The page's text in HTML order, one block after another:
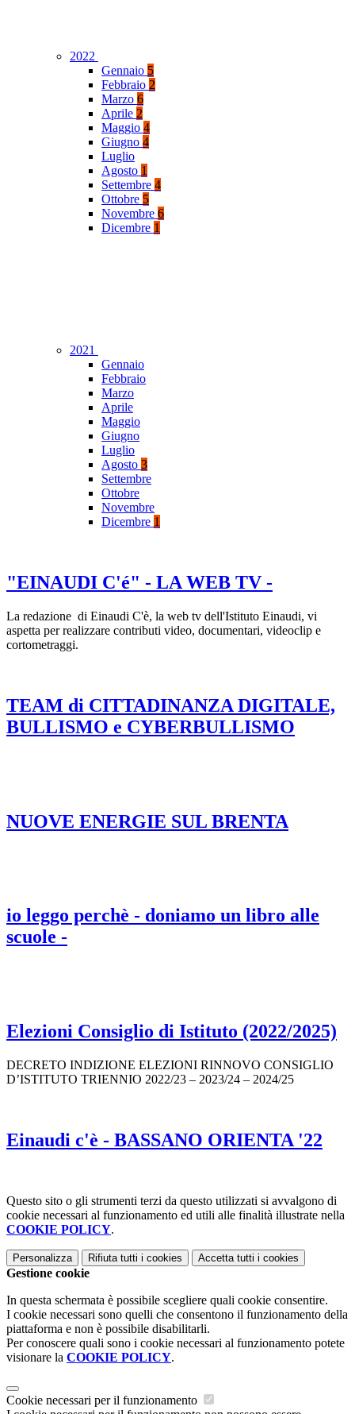
2022
Gennaio 5
Febbraio 2
Marzo 6
Aprile 2
Maggio 4
Giugno 4
Luglio
Agosto 1
Settembre 4
Ottobre 5
Novembre 6
Dicembre 1
2021
Gennaio
Febbraio
Marzo
Aprile
Maggio
Giugno
Luglio
Agosto 3
Settembre
Ottobre
Novembre
Dicembre 1
"EINAUDI C'é" - LA WEB TV -
La redazione di Einaudi C'è, la web tv dell'Istituto Einaudi, vi
aspetta per realizzare contributi video, documentari, videoclip e
cortometraggi.
TEAM di CITTADINANZA DIGITALE,
BULLISMO e CYBERBULLISMO
NUOVE ENERGIE SUL BRENTA
io leggo perchè - doniamo un libro alle
scuole -
Elezioni Consiglio di Istituto (2022/2025)
DECRETO INDIZIONE ELEZIONI RINNOVO CONSIGLIO
D’ISTITUTO TRIENNIO 2022/23 – 2023/24 – 2024/25
Einaudi c'è - BASSANO ORIENTA '22
Questo sito o gli strumenti terzi da questo utilizzati si avvalgono di
cookie necessari al funzionamento ed utili alle finalità illustrate nella
COOKIE POLICY.
Personalizza Rifiuta tutti i cookies Accetta tutti i cookies
Gestione cookie
In questa schermata è possibile scegliere quali cookie consentire.
I cookie necessari sono quelli che consentono il funzionamento della
piattaforma e non è possibile disabilitarli.
Per conoscere quali sono i cookie necessari al funzionamento potete
visionare la COOKIE POLICY.
Cookie necessari per il funzionamento